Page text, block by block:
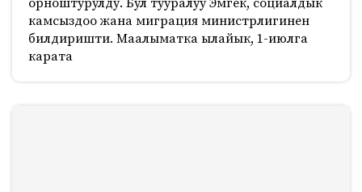
орноштурулду. Бул тууралуу Эмгек, социалдык
камсыздоо жана миграция министрлигинен
билдиришти. Маалыматка ылайык, 1-июлга
карата